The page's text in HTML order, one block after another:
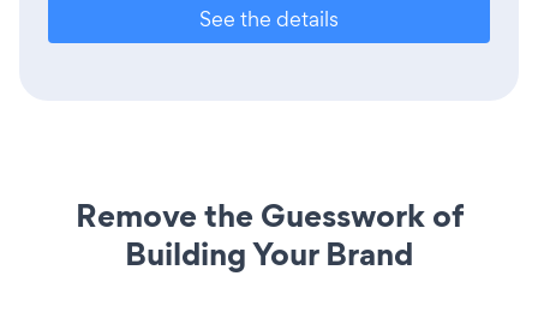
See the details
Remove the Guesswork of
Building Your Brand